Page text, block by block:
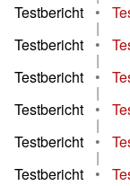
Testbericht
•
|
Testbericht
•
|
Testbericht
•
|
Testbericht
•
|
Testbericht
•
|
Testbericht
•